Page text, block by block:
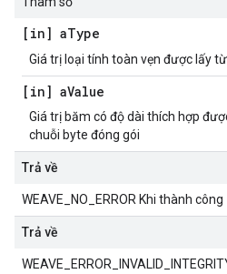
[in] aType
Giá trị loại tính toàn vẹn được lấy từ
[in] aValue
Giá trị băm có độ dài thích hợp
chuỗi byte đóng gói
Trả về
WEAVE_NO_ERROR Khi thành công
Trả về